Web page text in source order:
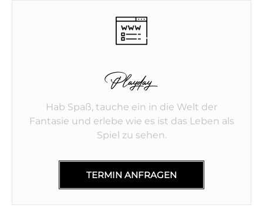
Playday
Hab Spaß, tauche ein in die Welt der
Fantasie und erlebe wie es ist das Leben als
Spiel zu sehen.
TERMIN ANFRAGEN